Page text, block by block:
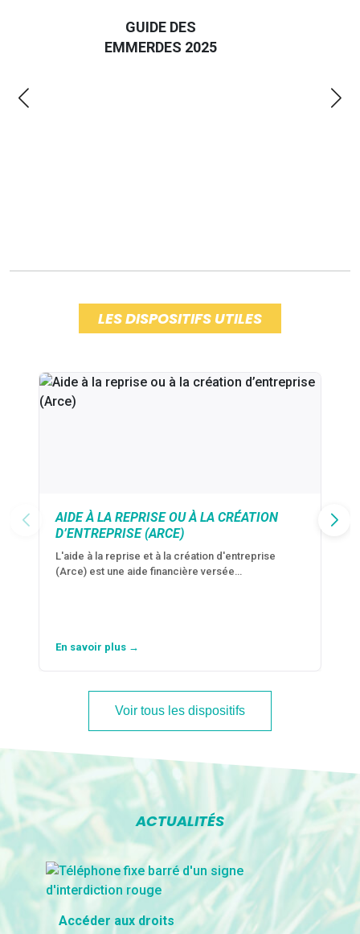
GUIDE DES
EMMERDES 2025
LES DISPOSITIFS UTILES
AIDE À LA REPRISE OU À LA CRÉATION
D’ENTREPRISE (ARCE)
L'aide à la reprise et à la création d'entreprise
(Arce) est une aide financière versée…
En savoir plus →
Voir tous les dispositifs
ACTUALITÉS
Accéder aux droits